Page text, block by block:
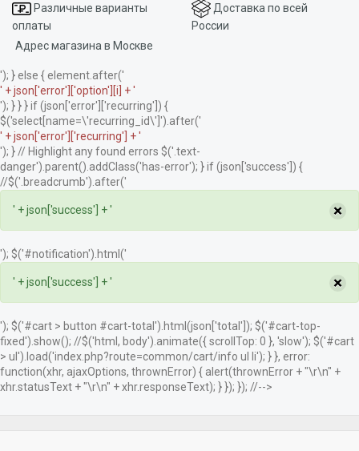
Различные варианты
оплаты
Доставка по всей
России
Адрес магазина в Москве
'); } else { element.after('
' + json['error']['option'][i] + '
'); } } } if (json['error']['recurring']) {
$('select[name=\'recurring_id\']').after('
' + json['error']['recurring'] + '
'); } // Highlight any found errors $('.text-
danger').parent().addClass('has-error'); } if (json['success']) {
//$('.breadcrumb').after('
' + json['success'] + ' ×
'); $('#notification').html('
' + json['success'] + ' ×
'); $('#cart > button #cart-total').html(json['total']); $('#cart-top-
fixed').show(); //$('html, body').animate({ scrollTop: 0 }, 'slow'); $('#cart
> ul').load('index.php?route=common/cart/info ul li'); } }, error:
function(xhr, ajaxOptions, thrownError) { alert(thrownError + "\r\n" +
xhr.statusText + "\r\n" + xhr.responseText); } }); }); //-->